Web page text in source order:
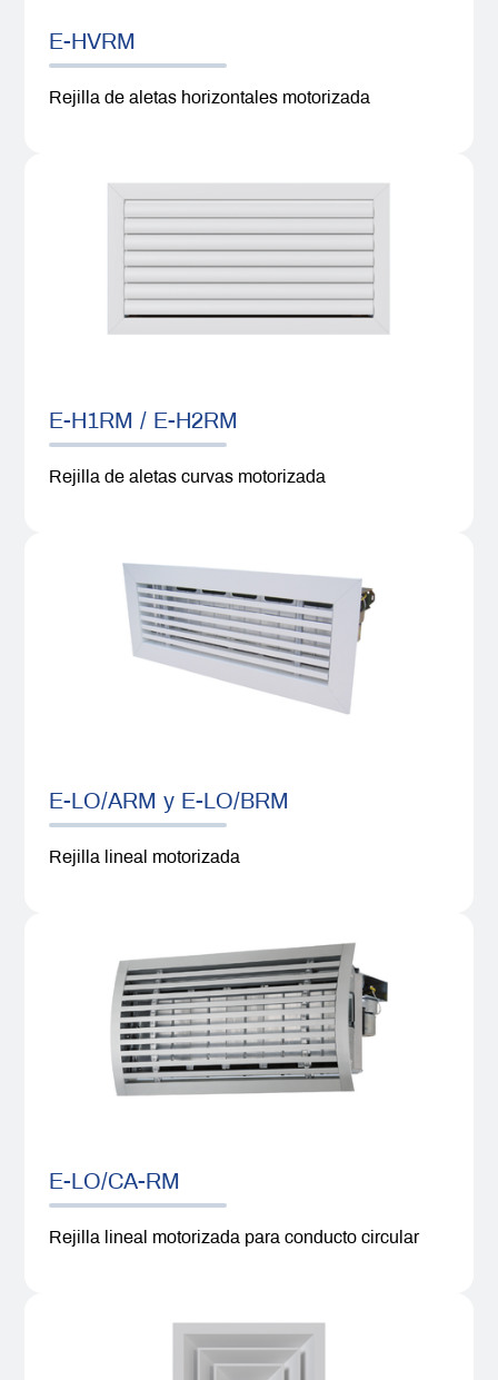
E-HVRM
Rejilla de aletas horizontales motorizada
E-H1RM / E-H2RM
Rejilla de aletas curvas motorizada
E-LO/ARM y E-LO/BRM
Rejilla lineal motorizada
E-LO/CA-RM
Rejilla lineal motorizada para conducto circular